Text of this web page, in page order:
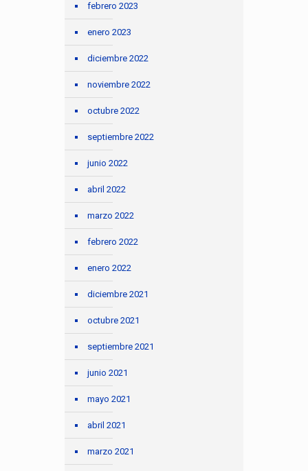
febrero 2023
enero 2023
diciembre 2022
noviembre 2022
octubre 2022
septiembre 2022
junio 2022
abril 2022
marzo 2022
febrero 2022
enero 2022
diciembre 2021
octubre 2021
septiembre 2021
junio 2021
mayo 2021
abril 2021
marzo 2021